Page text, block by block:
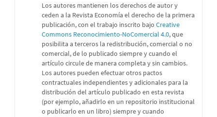
Los autores mantienen los derechos de autor y
ceden a la Revista Economía el derecho de la primera
publicación, con el trabajo inscrito bajo Creative
Commons Reconocimiento-NoComercial 4.0, que
posibilita a terceros la redistribución, comercial o no
comercial, de lo publicado siempre y cuando el
artículo circule de manera completa y sin cambios.
Los autores pueden efectuar otros pactos
contractuales independientes y adicionales para la
distribución del artículo publicado en esta revista
(por ejemplo, añadirlo en un repositorio institucional
o publicarlo en un libro) siempre y cuando